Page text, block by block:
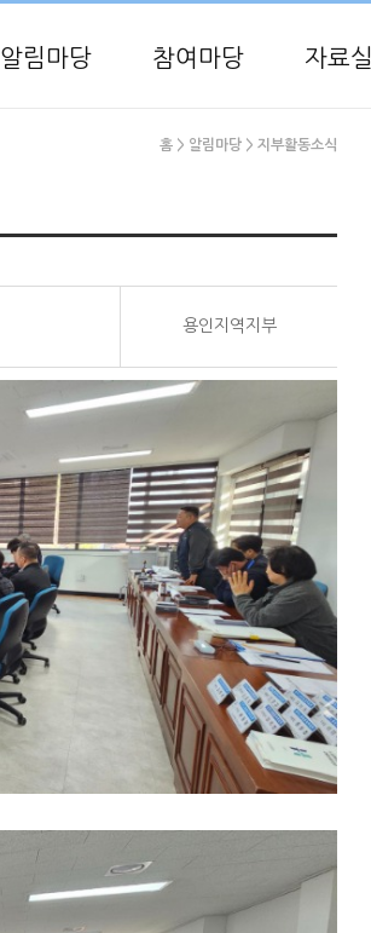
알림마당 참여마당 자료실
홈 > 알림마당 > 지부활동소식
용인지역지부